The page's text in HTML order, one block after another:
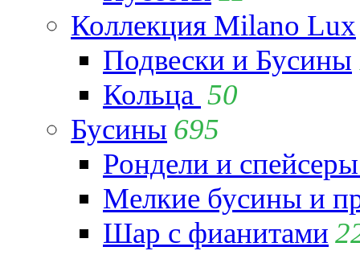
Коллекция Milano Lux
Подвески и Бусины
Кольца 50
Бусины 695
Рондели и
Мелкие бусины и
Шар с фианитами